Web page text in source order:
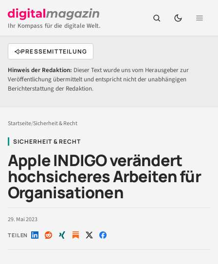
Ihr Kompass für die digitale Welt.
PRESSEMITTEILUNG
Hinweis der Redaktion: Dieser Text wurde uns vom Herausgeber zur
Veröffentlichung übermittelt und entspricht nicht der unabhängigen
Berichterstattung der Redaktion.
Startseite/Sicherheit & Recht
SICHERHEIT & RECHT
Apple INDIGO verändert
hochsicheres Arbeiten für
Organisationen
29. Mai 2023
TEILEN Auf Auf Auf Auf Auf